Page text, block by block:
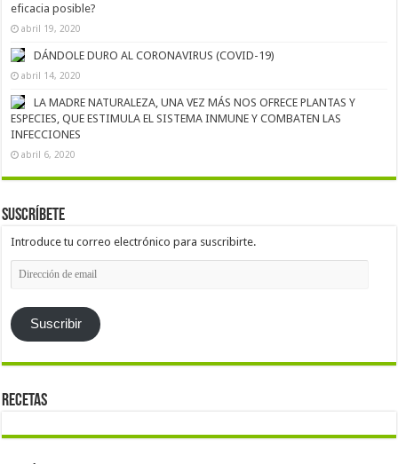
eficacia posible?
abril 19, 2020
DÁNDOLE DURO AL CORONAVIRUS (COVID-19)
abril 14, 2020
LA MADRE NATURALEZA, UNA VEZ MÁS NOS OFRECE PLANTAS Y
ESPECIES, QUE ESTIMULA EL SISTEMA INMUNE Y COMBATEN LAS
INFECCIONES
abril 6, 2020
Suscríbete
Introduce tu correo electrónico para suscribirte.
Dirección
de
email
Suscribir
Recetas